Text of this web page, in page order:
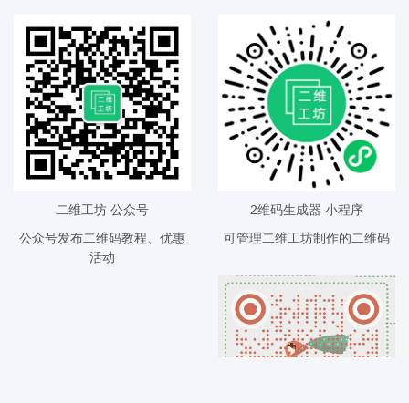
二维工坊 公众号
公众号发布二维码教程、优惠
活动
2维码生成器 小程序
可管理二维工坊制作的二维码